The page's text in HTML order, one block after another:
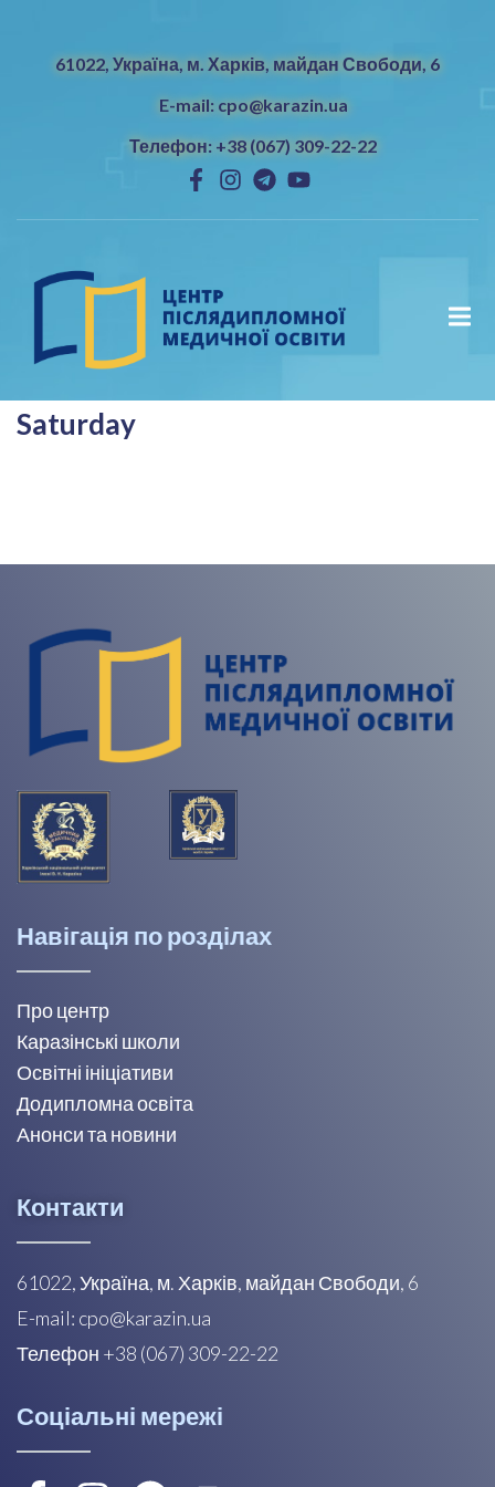
61022, Україна, м. Харків, майдан Свободи, 6
E-mail: cpo@karazin.ua
Телефон: +38 (067) 309-22-22
Saturday
Навігація по розділах
Про центр
Каразінські школи
Освітні ініціативи
Додипломна освіта
Анонси та новини
Контакти
61022, Україна, м. Харків, майдан Свободи, 6
E-mail: cpo@karazin.ua
Телефон +38 (067) 309-22-22
Соціальні мережі